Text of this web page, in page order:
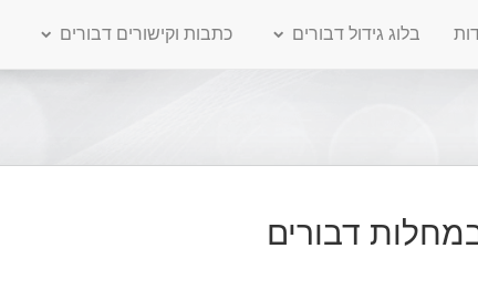
בלוג גידול דבורים כתבות וקישורים דבורים
דבורים